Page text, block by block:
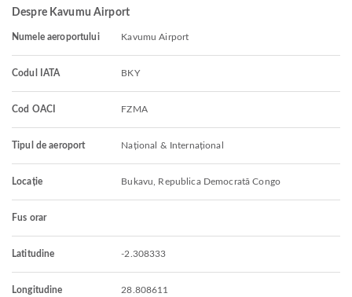
Despre Kavumu Airport
Numele aeroportului Kavumu Airport
Codul IATA BKY
Cod OACI FZMA
Tipul de aeroport Național & Internațional
Locație Bukavu, Republica Democrată Congo
Fus orar
Latitudine -2.308333
Longitudine 28.808611